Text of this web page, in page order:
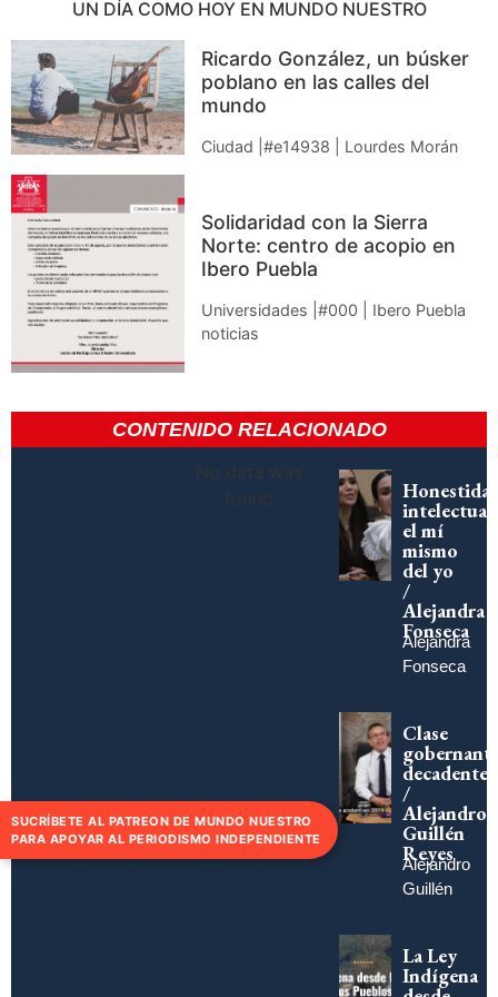
UN DÍA COMO HOY EN MUNDO NUESTRO
Ricardo González, un búsker
poblano en las calles del
mundo
Ciudad |#e14938 | Lourdes Morán
Solidaridad con la Sierra
Norte: centro de acopio en
Ibero Puebla
Universidades |#000 | Ibero Puebla
noticias
CONTENIDO RELACIONADO
No data was
found
intelectual:
el mí
mismo
del yo
/
Alejandra
Fonseca
Alejandra
Fonseca
Clase
decadente
/
Alejandro
Guillén
Reyes
Alejandro
Guillén
La Ley
Indígena
SUCRÍBETE AL PATREON DE MUNDO NUESTRO
PARA APOYAR AL PERIODISMO INDEPENDIENTE